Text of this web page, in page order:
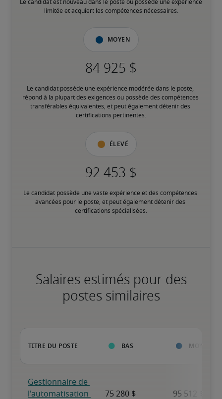
Le candidat est nouveau dans le poste ou possède une expérience
limitée et acquiert les compétences nécessaires.
Moyen
Le candidat possède une expérience modérée dans le poste,
répond à la plupart des exigences ou possède des compétences
transférables équivalentes, et peut également détenir des
certifications pertinentes.
Élevé
Le candidat possède une vaste expérience et des compétences
avancées pour le poste, et peut également détenir des
certifications spécialisées.
Salaires estimés pour des
postes similaires